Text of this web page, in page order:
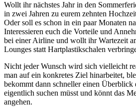
Wollt ihr nächstes Jahr in den
in zwei Jahren zu eurem zehnten
Oder soll es schon in ein paar Monaten
Interessieren euch die Vorteile und
bei einer Airline und wollt ihr Wartezeit
Lounges statt Hartplastikschalen
Nicht jeder Wunsch wird sich vielleicht
man auf ein konkretes Ziel hinarbeitet,
bekommt dann schneller einen Überblick
eigentlich suchen müsst und könnt das
angehen.